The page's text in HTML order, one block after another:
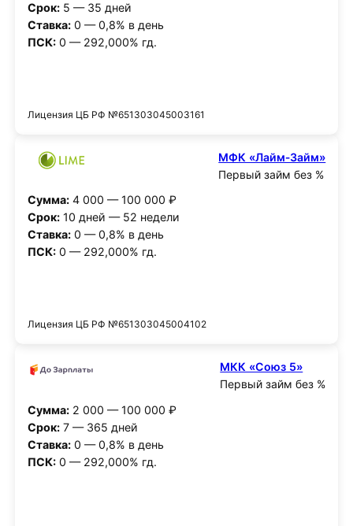
Срок:5 — 35 дней
Ставка:0 — 0,8% в день
ПСК:0 — 292,000% гд.
Лицензия ЦБ РФ №651303045003161
МФК «Лайм‑Займ»
Первый займ без %
Сумма:4 000 — 100 000 ₽
Срок:10 дней — 52 недели
Ставка:0 — 0,8% в день
ПСК:0 — 292,000% гд.
Лицензия ЦБ РФ №651303045004102
МКК «Союз 5»
Первый займ без %
Сумма:2 000 — 100 000 ₽
Срок:7 — 365 дней
Ставка:0 — 0,8% в день
ПСК:0 — 292,000% гд.